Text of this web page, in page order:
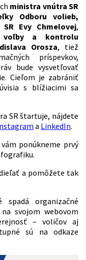
ministra vnútra SR
Odboru volieb,
Evy Chmelovej,
voľby a kontrolu
Orosza, tiež
príspevkov,
bude vysvetľovať
Cieľom je zabrániť
s blížiacimi sa
SR štartuje, nájdete
a LinkedIn.
ponúkneme prvý
a pomôžete tak
organizačné
svojom webovom
– voličov aj
sú na odkaze